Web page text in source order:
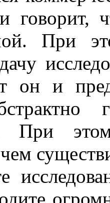
говорит,
При
он и
При
чем